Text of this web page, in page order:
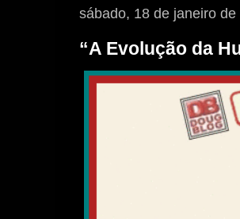
sábado, 18 de janeiro de
“A Evolução da